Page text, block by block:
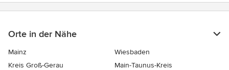
Orte in der Nähe
Mainz
Wiesbaden
Kreis Groß-Gerau
Main-Taunus-Kreis